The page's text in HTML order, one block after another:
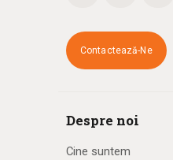
Contactează-Ne
Despre noi
Cine suntem